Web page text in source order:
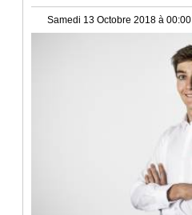
Samedi 13 Octobre 2018 à 00:00